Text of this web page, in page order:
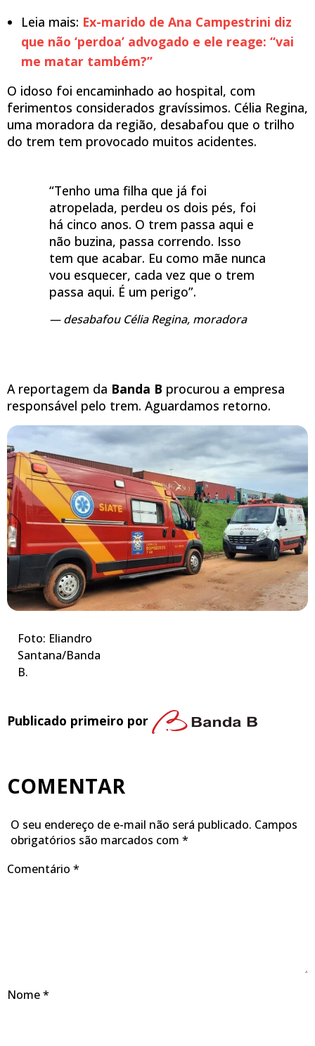
Leia mais: Ex-marido de Ana Campestrini diz
que não ‘perdoa’ advogado e ele reage: “vai
me matar também?”
O idoso foi encaminhado ao hospital, com
ferimentos considerados gravíssimos. Célia Regina,
uma moradora da região, desabafou que o trilho
do trem tem provocado muitos acidentes.
“Tenho uma filha que já foi
atropelada, perdeu os dois pés, foi
há cinco anos. O trem passa aqui e
não buzina, passa correndo. Isso
tem que acabar. Eu como mãe nunca
vou esquecer, cada vez que o trem
passa aqui. É um perigo”.
desabafou Célia Regina, moradora
A reportagem da Banda B procurou a empresa
responsável pelo trem. Aguardamos retorno.
Foto: Eliandro
Santana/Banda
B.
Publicado primeiro por
COMENTAR
O seu endereço de e-mail não será publicado. Campos
obrigatórios são marcados com *
Comentário *
Nome*